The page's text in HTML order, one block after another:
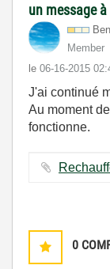
un message
Member
le ‎06-16-2015
J'ai continué
Au moment
fonctionne.
0